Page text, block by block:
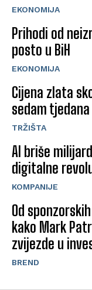
EKONOMIJA
Prihodi od
posto u BiH
EKONOMIJA
Cijena zlata
sedam tjedana
TRŽIŠTA
AI briše
digitalne
KOMPANIJE
Od
kako Mark
zvijezde u
BREND